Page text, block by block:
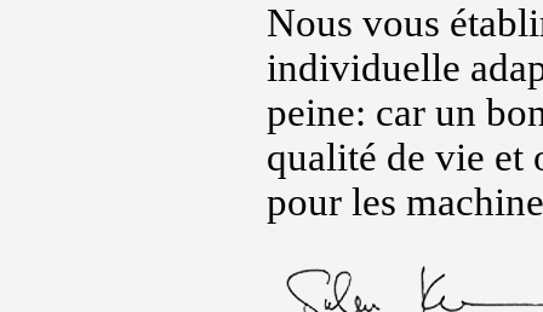
Nous vous
individuelle
peine: car un
qualité de vie et
pour les